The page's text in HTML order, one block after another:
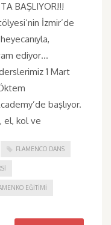
BAŞLIYOR!!!
İzmir’de
ediyor…
1 Mart
başlıyor.
el, kol ve
FLAMENCO DANS
EĞITIMI